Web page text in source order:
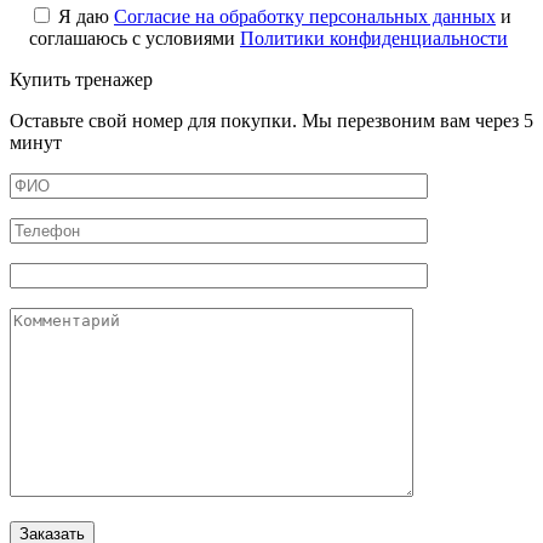
Я даю Cогласие на обработку персональных данных и
соглашаюсь с условиями Политики конфиденциальности
Купить тренажер
Оставьте свой номер для покупки. Мы перезвоним вам через 5
минут